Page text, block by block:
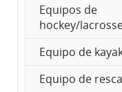
Equipos de
hockey/
Equipo de
Equipo de